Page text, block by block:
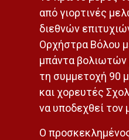
από γιορτινές
διεθνών
Ορχήστρα Βόλου
μπάντα βολιωτών
τη συμμετοχή 90
και χορευτές
να υποδεχθεί
Ο